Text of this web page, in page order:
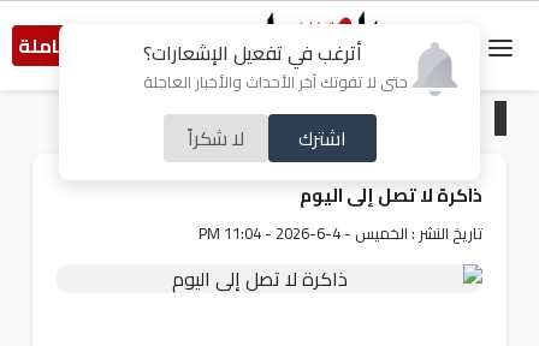
أترغب في تفعيل الإشعارات؟
حتى لا تفوتك آخر الأحداث والأخبار العاجلة
اشترك لا شكراً
النسخة الكاملة
مقالات مختارة
ذاكرة لا تصل إلى اليوم
تاريخ النشر : الخميس - 4-6-2026 - 11:04 PM